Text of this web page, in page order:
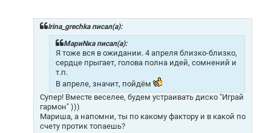
Irina_grechka писал(а):
МариNка писал(а):
Я тоже вся в ожидании. 4 апреля близко-близко,
сердце прыгает, голова полна идей, сомнений и
т.п.
В апреле, значит, пойдём
Супер! Вместе веселее, будем устраивать диско "Играй
гармон" )))
Мариша, а напомни, ты по какому фактору и в какой по
счету протик топаешь?